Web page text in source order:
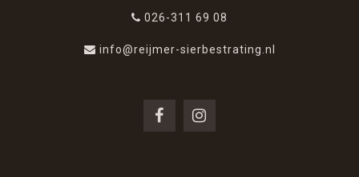
026-311 69 08
info@reijmer-sierbestrating.nl